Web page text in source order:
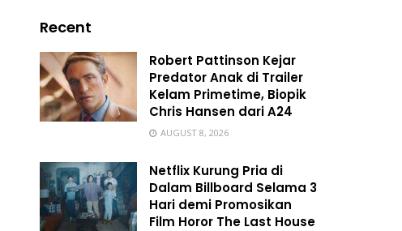
Recent
Robert Pattinson Kejar
Predator Anak di Trailer
Kelam Primetime, Biopik
Chris Hansen dari A24
AUGUST 8, 2026
Netflix Kurung Pria di
Dalam Billboard Selama 3
Hari demi Promosikan
Film Horor The Last House